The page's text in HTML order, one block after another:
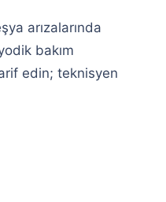
arızalarında
bakım
edin; teknisyen